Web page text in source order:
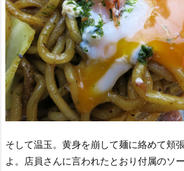
そして温玉。黄身を崩して麺に絡めて頬
よ。店員さんに言われたとおり付属のソ